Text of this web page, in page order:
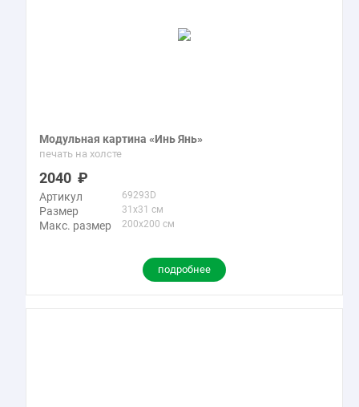
Модульная картина «Инь Янь»
печать на холсте
2040
Артикул 69293D
Размер 31x31 см
Макс. размер 200x200 см
подробнее